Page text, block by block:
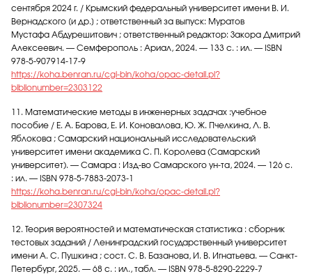
сентября 2024 г. / Крымский федеральный университет имени В. И.
Вернадского [и др.] ; ответственный за выпуск: Муратов
Мустафа Абдурешитович ; ответственный редактор: Закора Дмитрий
Алексеевич. — Семферополь : Ариал, 2024. — 133 с. : ил. — ISBN
978-5-907914-17-9
https://koha.benran.ru/cgi-bin/koha/opac-detail.pl?
biblionumber=2303122
11. Математические методы в инженерных задачах :учебное
пособие / Е. А. Барова, Е. И. Коновалова, Ю. Ж. Пчелкина, Л. В.
Яблокова ; Самарский национальный исследовательский
университет имени академика С. П. Королева (Самарский
университет). — Самара : Изд-во Самарского ун-та, 2024. — 126 с.
: ил. — ISBN 978-5-7883-2073-1
https://koha.benran.ru/cgi-bin/koha/opac-detail.pl?
biblionumber=2307324
12. Теория вероятностей и математическая статистика : сборник
тестовых заданий / Ленинградский государственный университет
имени А. С. Пушкина ; сост. С. В. Базанова, И. В. Игнатьева. — Санкт-
Петербург, 2025. — 68 с. : ил., табл. — ISBN 978-5-8290-2229-7